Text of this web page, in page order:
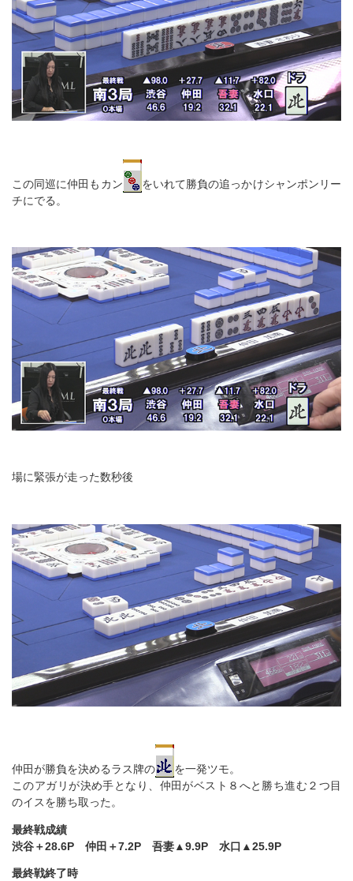
この同巡に仲田もカン
をいれて勝負の追っかけシャンポンリー
チにでる。
場に緊張が走った数秒後
仲田が勝負を決めるラス牌の
を一発ツモ。
このアガリが決め手となり、仲田がベスト８へと勝ち進む２つ目
のイスを勝ち取った。
最終戦成績
渋谷＋28.6P 仲田＋7.2P 吾妻▲9.9P 水口▲25.9P
最終戦終了時